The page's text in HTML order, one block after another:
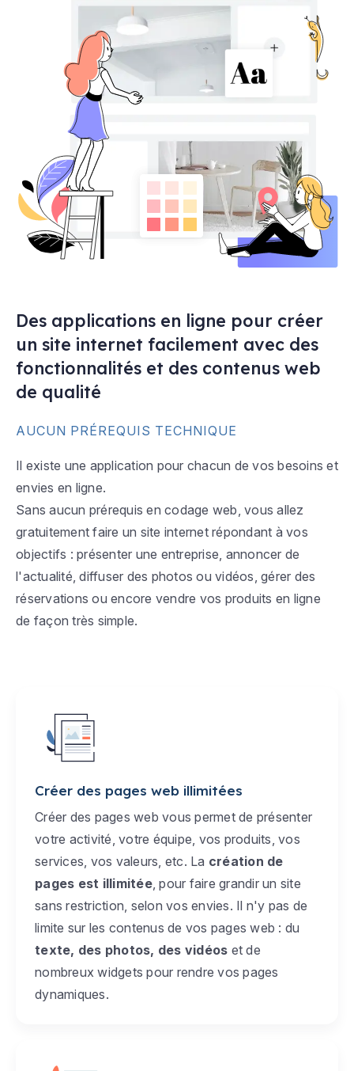
Des applications en ligne pour créer
un site internet facilement avec des
fonctionnalités et des contenus web
de qualité
AUCUN PRÉREQUIS TECHNIQUE
Il existe une application pour chacun de vos besoins et
envies en ligne.
Sans aucun prérequis en codage web, vous allez
gratuitement faire un site internet répondant à vos
objectifs : présenter une entreprise, annoncer de
l'actualité, diffuser des photos ou vidéos, gérer des
réservations ou encore vendre vos produits en ligne
de façon très simple.
Créer des pages web illimitées
Créer des pages web vous permet de présenter
votre activité, votre équipe, vos produits, vos
services, vos valeurs, etc. La création de
pages est illimitée, pour faire grandir un site
sans restriction, selon vos envies. Il n'y pas de
limite sur les contenus de vos pages web : du
texte, des photos, des vidéos et de
nombreux widgets pour rendre vos pages
dynamiques.